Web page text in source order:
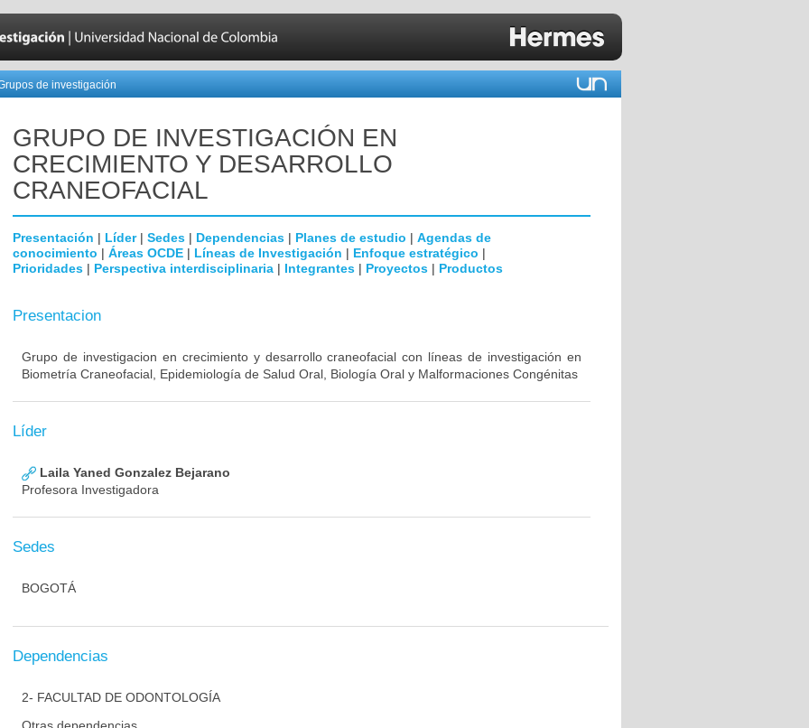
de investigación
GRUPO DE INVESTIGACIÓN EN
CRECIMIENTO Y DESARROLLO
CRANEOFACIAL
Presentación | Líder| Sedes | Dependencias | Planes de estudio | Agendas de
conocimiento | Áreas OCDE | Líneas de Investigación | Enfoque estratégico |
Prioridades | Perspectiva interdisciplinaria | Integrantes | Proyectos | Productos
Presentacion
Grupo de investigacion en crecimiento y desarrollo craneofacial con líneas de investigación en
Biometría Craneofacial, Epidemiología de Salud Oral, Biología Oral y Malformaciones Congénitas
Líder
Laila Yaned Gonzalez Bejarano
Profesora Investigadora
Sedes
BOGOTÁ
Dependencias
2- FACULTAD DE ODONTOLOGÍA